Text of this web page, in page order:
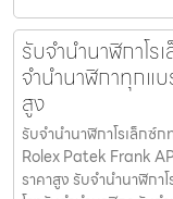
รับจำนำนาฬิกาโร
จำนำนาฬิกาทุกแ
สูง
รับจำนำนาฬิกาโรเล็กซ์
Rolex Patek Frank
ราคาสูง รับจำนำนาฬิกา